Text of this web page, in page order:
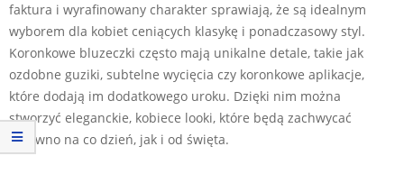
faktura i wyrafinowany charakter sprawiają, że są idealnym
wyborem dla kobiet ceniących klasykę i ponadczasowy styl.
Koronkowe bluzeczki często mają unikalne detale, takie jak
ozdobne guziki, subtelne wycięcia czy koronkowe aplikacje,
które dodają im dodatkowego uroku. Dzięki nim można
stworzyć eleganckie, kobiece looki, które będą zachwycać
zarówno na co dzień, jak i od święta.